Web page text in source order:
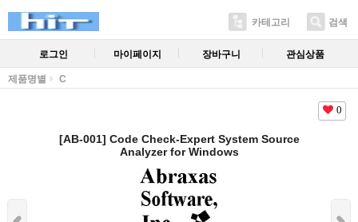
카테고리 검색
로그인 마이페이지 장바구니 관심상품
제품명별 C
0
[AB-001] Code Check-Expert System Source
Analyzer for Windows